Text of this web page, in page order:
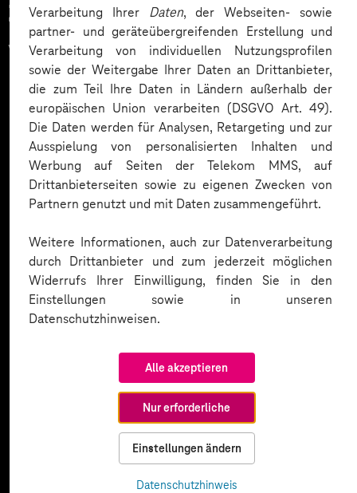
Verarbeitung Ihrer Daten, der Webseiten- sowie
partner- und geräteübergreifenden Erstellung und
Verarbeitung von individuellen Nutzungsprofilen
sowie der Weitergabe Ihrer Daten an Drittanbieter,
die zum Teil Ihre Daten in Ländern außerhalb der
europäischen Union verarbeiten (DSGVO Art. 49).
Die Daten werden für Analysen, Retargeting und zur
Ausspielung von personalisierten Inhalten und
Werbung auf Seiten der Telekom MMS, auf
Drittanbieterseiten sowie zu eigenen Zwecken von
Partnern genutzt und mit Daten zusammengeführt.
Weitere Informationen, auch zur Datenverarbeitung
durch Drittanbieter und zum jederzeit möglichen
Widerrufs Ihrer Einwilligung, finden Sie in den
Einstellungen sowie in unseren
Datenschutzhinweisen.
Alle akzeptieren
Nur erforderliche
Einstellungen ändern
Datenschutzhinweis
Zahlreiche Unternehmen
vertrauen auf unsere
Expertise. Hier eine Auswahl: